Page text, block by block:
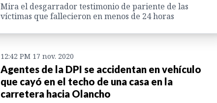
Mira el desgarrador testimonio de pariente de las
víctimas que fallecieron en menos de 24 horas
12:42 PM 17 nov. 2020
Agentes de la DPI se accidentan en vehículo
que cayó en el techo de una casa en la
carretera hacia Olancho